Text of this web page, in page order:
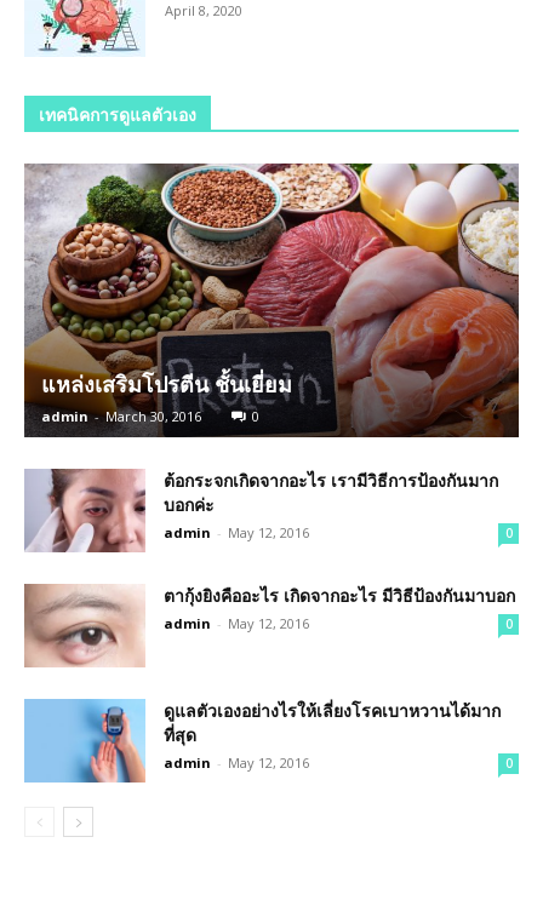
April 8, 2020
เทคนิคการดูแลตัวเอง
แหล่งเสริมโปรตีน ชั้นเยี่ยม
admin - March 30, 2016 0
ต้อกระจกเกิดจากอะไร เรามีวิธีการป้องกันมาก
บอกค่ะ
admin - May 12, 2016 0
ตากุ้งยิงคืออะไร เกิดจากอะไร มีวิธีป้องกันมาบอก
admin - May 12, 2016 0
ดูแลตัวเองอย่างไรให้เลี่ยงโรคเบาหวานได้มาก
ที่สุด
admin - May 12, 2016 0